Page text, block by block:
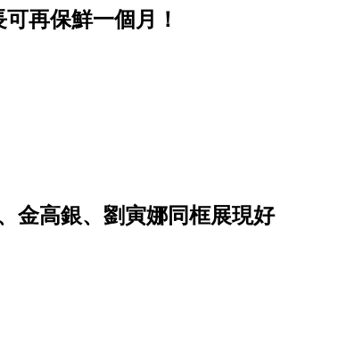
再保鮮一個月！
金高銀、劉寅娜同框展現好